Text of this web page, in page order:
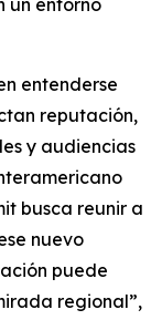
un entorno
entenderse
reputación,
y audiencias
busca reunir a
nuevo
puede
regional”,